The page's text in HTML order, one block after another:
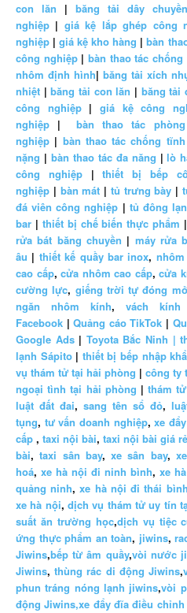
con lăn | băng tải dây
nghiệp | giá kệ lắp ghép công
nghiệp |giá kệ kho hàng |bàn
công nghiệp|bàn thao tác
nhôm định hình| băng tải xích
nhiệt |băng tải con lăn | băng tải
công nghiệp|giá kệ công
nghiệp |bàn thao tác
nghiệp | bàn thao tác chống
nặng | bàn thao tác đa năng |lò
công nghiệp|thiết bị bếp
nghiệp | bàn mát | tủ trưng bày |
đá viên công nghiệp | tủ đông
bar | thiết bị chế biến thực phẩm |
rửa bát băng chuyền | máy rửa
âu | thiết kế quầy bar inox,
cao cấp, cửa nhôm cao cấp, cửa
cường lực, giếng trời tự đóng
ngăn nhôm kính, vách
Facebook |Quảng cáo TikTok |
Google Ads| Toyota Bắc Ninh |
lạnh Sápito | thiết bị bếp nhập
vụ thám tử tại hải phòng | công ty
ngoại tình tại hải phòng |thám
luật đất đai, sang tên sổ đỏ,
tụng, tư vấn doanh nghiệp,xe
cấp , taxi nội bài, taxi nội bài giá rẻ
bài,taxi sân bay,xe sân bay,
hoá, xe hà nội đi ninh bình, xe
quảng ninh,xe hà nội đi thái bình
xe hà nội,dịch vụ thám tử uy tín
suất ăn trường học,dịch vụ tiệc
ứng thực phẩm an toàn, jiwins,
Jiwins,bếp từ âm quầy,vòi nước
Jiwins,thùng rác di động Jiwins,
phun tráng nóng lạnh jiwins,vòi
động Jiwins,xe đẩy đĩa điều